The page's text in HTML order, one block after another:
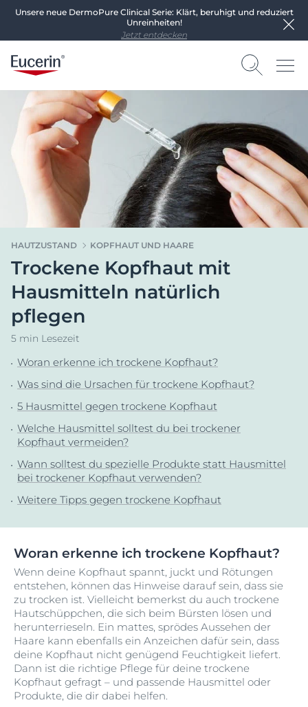
Unsere neue DermoPure Clinical Serie: Klärt, beruhigt und reduziert
Unreinheiten!
Jetzt entdecken
HAUTZUSTAND KOPFHAUT UND HAARE
Trockene Kopfhaut mit
Hausmitteln natürlich
pflegen
5 min Lesezeit
Woran erkenne ich trockene Kopfhaut?
Was sind die Ursachen für trockene Kopfhaut?
5 Hausmittel gegen trockene Kopfhaut
Welche Hausmittel solltest du bei trockener
Kopfhaut vermeiden?
Wann solltest du spezielle Produkte statt Hausmittel
bei trockener Kopfhaut verwenden?
Weitere Tipps gegen trockene Kopfhaut
Woran erkenne ich trockene Kopfhaut?
Wenn deine Kopfhaut spannt, juckt und Rötungen
entstehen, können das Hinweise darauf sein, dass sie
zu trocken ist. Vielleicht bemerkst du auch trockene
Hautschüppchen, die sich beim Bürsten lösen und
herunterrieseln. Ein mattes, sprödes Aussehen der
Haare kann ebenfalls ein Anzeichen dafür sein, dass
deine Kopfhaut nicht genügend Feuchtigkeit liefert.
Dann ist die richtige Pflege für deine trockene
Kopfhaut gefragt – und passende Hausmittel oder
Produkte, die dir dabei helfen.